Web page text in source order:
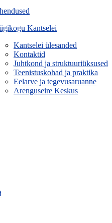
Kantselei
Kantselei ülesanded
Kontaktid
Juhtkond ja struktuuriüksused
Teenistuskohad ja praktika
Eelarve ja tegevusaruanne
Arenguseire Keskus